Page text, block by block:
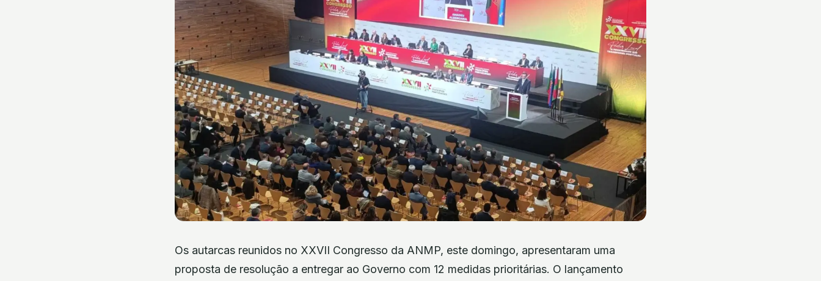
Os autarcas reunidos no XXVII Congresso da ANMP, este domingo, apresentaram uma
proposta de resolução a entregar ao Governo com 12 medidas prioritárias. O lançamento